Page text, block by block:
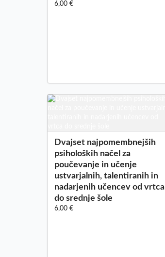
6,00 €
Dvajset najpomembnejših
psiholoških načel za
poučevanje in učenje
ustvarjalnih, talentiranih in
nadarjenih učencev od vrtca
do srednje šole
6,00 €